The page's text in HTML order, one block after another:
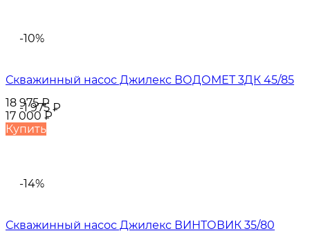
-10%
-1 975 ₽
Скважинный насос Джилекс ВОДОМЕТ 3ДК 45/85
18 975₽
17 000 ₽
Купить
-14%
Скважинный насос Джилекс ВИНТОВИК 35/80